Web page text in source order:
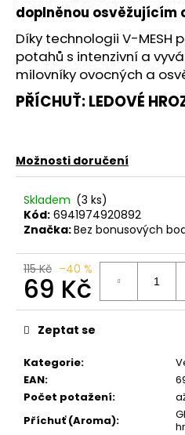
doplněnou osvěžujícím
Díky technologii V-MESH
potahů s intenzivní a
milovníky ovocných a
PŘÍCHUŤ: LEDOVÉ
Možnosti doručení
Skladem (3 ks)
Kód: 6941974920892
Značka:Bez bonusových
115 Kč –40 %
69 Kč
Měrná
cena:
Kategorie:
EAN:
Počet potažení:
Příchuť (Aroma):
Zeptat se
D
o
p
o
u
e
m
e
OXVA
EZ
CARTRIDGE
3ML
0,8
109
Kč